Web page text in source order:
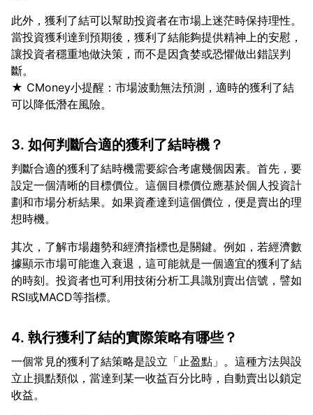
此外，獲利了結可以幫助投資者在市場上迷茫時保持理性。
當投資獲利達到預期後，獲利了結能夠提供精神上的安慰，
讓投資者穩重地做決策，而不是因貪婪或恐懼做出錯誤判
斷。
★ CMoney小提醒：市場波動無法預測，適時的獲利了結
3. 如何判斷合適的獲利了結時機？
判斷合適的獲利了結時機需要綜合考慮幾個因素。首先，要
設定一個清晰的目標價位。這個目標價位應基於個人投資計
劃和市場分析結果。如果資產達到這個價位，便是賣出的理
其次，了解市場趨勢和經濟指標也是關鍵。例如，若經濟數
據顯示市場可能進入衰退，這可能就是一個適宜的獲利了結
的時刻。投資者也可利用技術分析工具識別賣出信號，譬如
4. 執行獲利了結的實際策略有哪些？
一個常見的獲利了結策略是設立「止盈點」。這種方法與設
立止損點類似，當達到某一收益百分比時，自動賣出以鎖定